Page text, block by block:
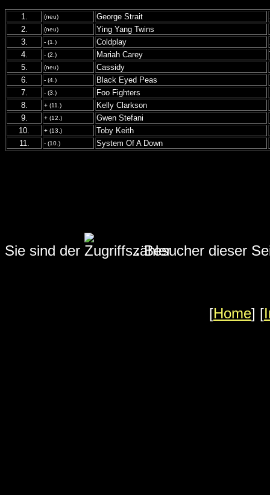
1. (neu) George Strait
2.
(neu) Ying Yang Twins
3.
- (1.) Coldplay
4.
- (2.) Mariah Carey
5.
(neu) Cassidy
6.
- (4.) Black Eyed Peas
7.
- (3.) Foo Fighters
8.
+ (11.) Kelly Clarkson
9.
+ (12.) Gwen Stefani
10.
+ (13.) Toby Keith
11.
- (10.) System Of A Down
Sie sind der .Besucher dieser
[Home] [